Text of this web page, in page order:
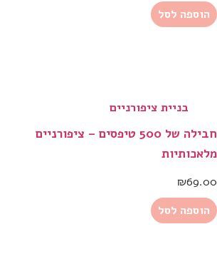
הוספה לסל
בניית ציפורניים
חבילה של 500 טיפסים – ציפורניים
מלאכותיות
₪69.00
הוספה לסל